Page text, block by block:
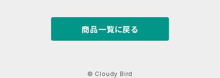
商品一覧に戻る
© Cloudy Bird